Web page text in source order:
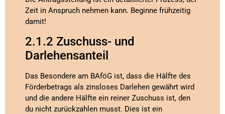
Zeit in Anspruch nehmen kann. Beginne frühzeitig
damit!
2.1.2 Zuschuss- und
Darlehensanteil
Das Besondere am BAföG ist, dass die Hälfte des
Förderbetrags als zinsloses Darlehen gewährt wird
und die andere Hälfte ein reiner Zuschuss ist, den
du nicht zurückzahlen musst. Dies ist ein